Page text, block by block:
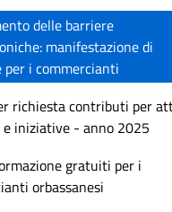
delle barriere
manifestazione di
per i commercianti
richiesta contributi per
iniziative - anno 2025
gratuiti per i
orbassanesi